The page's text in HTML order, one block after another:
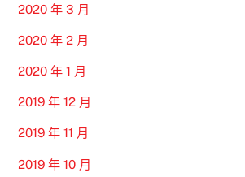
2020 年 3 月
2020 年 2 月
2020 年 1 月
2019 年 12 月
2019 年 11 月
2019 年 10 月